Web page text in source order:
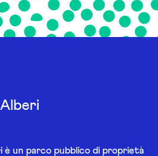
è un parco pubblico di proprietà